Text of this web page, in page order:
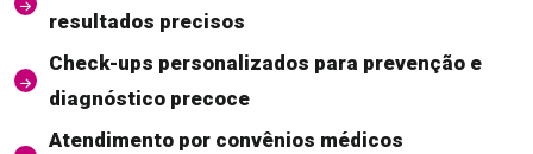
resultados precisos
Check-ups personalizados para prevenção e
diagnóstico precoce
Atendimento por convênios médicos